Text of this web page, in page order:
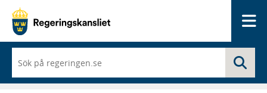
du
börjar
skriva